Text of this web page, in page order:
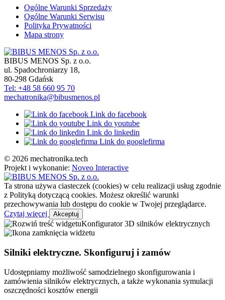
Ogólne Warunki Sprzedaży
Ogólne Warunki Serwisu
Polityka Prywatności
Mapa strony
BIBUS MENOS Sp. z o.o.
ul. Spadochroniarzy 18,
80-298 Gdańsk
Tel: +48 58 660 95 70
mechatronika@bibusmenos.pl
Link do facebook
Link do youtube
Link do linkedin
Link do googlefirma
© 2026 mechatronika.tech
Projekt i wykonanie: Noveo Interactive
Ta strona używa ciasteczek (cookies) w celu realizacji usług zgodnie
z Polityką dotyczącą cookies. Możesz określić warunki
przechowywania lub dostępu do cookie w Twojej przeglądarce.
Czytaj więcej
Akceptuj
Konfigurator 3D silników elektrycznych
Silniki elektryczne. Skonfiguruj i zamów
Udostępniamy możliwość samodzielnego skonfigurowania i
zamówienia silników elektrycznych, a także wykonania symulacji
oszczędności kosztów energii